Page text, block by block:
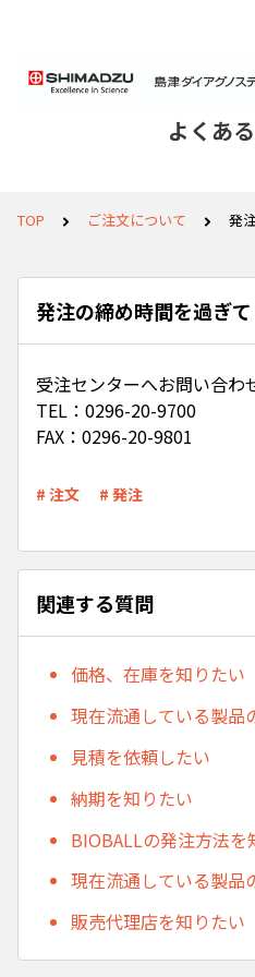
よくあ
TOP ご注文について 発
発注の締め時間を過ぎ
受注センターへお問い合わ
TEL：0296-20-9700
FAX：0296-20-9801
# 注文 # 発注
関連する質問
価格、在庫を知りたい
現在流通している製品
見積を依頼したい
納期を知りたい
BIOBALLの発注方法を
現在流通している製品
販売代理店を知りたい